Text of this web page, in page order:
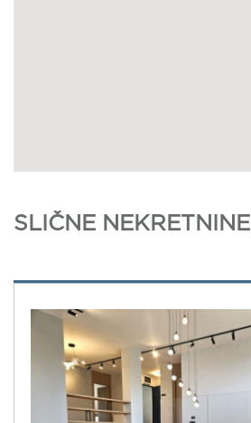
SLIČNE NEKRETNINE